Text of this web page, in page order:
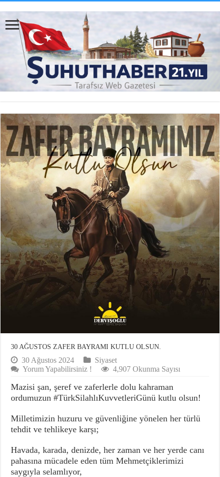
30 AĞUSTOS ZAFER BAYRAMI KUTLU OLSUN.
30 Ağustos 2024
Siyaset
Yorum Yapabilirsiniz !
4,907 Okunma Sayısı
Mazisi şan, şeref ve zaferlerle dolu kahraman
ordumuzun #TürkSilahlıKuvvetleriGünü kutlu olsun!
Milletimizin huzuru ve güvenliğine yönelen her türlü
tehdit ve tehlikeye karşı;
Havada, karada, denizde, her zaman ve her yerde canı
pahasına mücadele eden tüm Mehmetçiklerimizi
saygıyla selamlıyor,